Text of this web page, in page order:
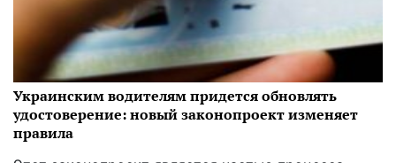
Украинским водителям придется обновлять
удостоверение: новый законопроект изменяет
правила